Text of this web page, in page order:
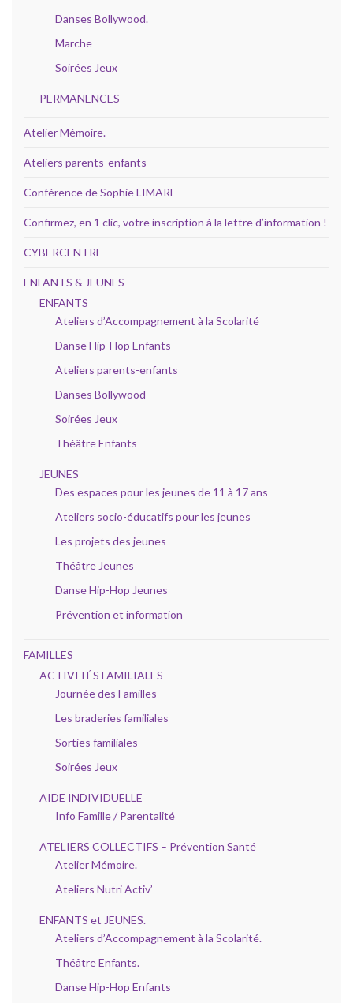
Danses Bollywood.
Marche
Soirées Jeux
PERMANENCES
Atelier Mémoire.
Ateliers parents-enfants
Conférence de Sophie LIMARE
Confirmez, en 1 clic, votre inscription à la lettre d’information !
CYBERCENTRE
ENFANTS & JEUNES
ENFANTS
Ateliers d’Accompagnement à la Scolarité
Danse Hip-Hop Enfants
Ateliers parents-enfants
Danses Bollywood
Soirées Jeux
Théâtre Enfants
JEUNES
Des espaces pour les jeunes de 11 à 17 ans
Ateliers socio-éducatifs pour les jeunes
Les projets des jeunes
Théâtre Jeunes
Danse Hip-Hop Jeunes
Prévention et information
FAMILLES
ACTIVITÉS FAMILIALES
Journée des Familles
Les braderies familiales
Sorties familiales
Soirées Jeux
AIDE INDIVIDUELLE
Info Famille / Parentalité
ATELIERS COLLECTIFS – Prévention Santé
Atelier Mémoire.
Ateliers Nutri Activ’
ENFANTS et JEUNES.
Ateliers d’Accompagnement à la Scolarité.
Théâtre Enfants.
Danse Hip-Hop Enfants